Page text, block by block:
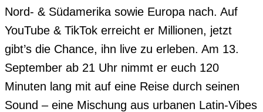
Nord- & Südamerika sowie Europa nach. Auf
YouTube & TikTok erreicht er Millionen, jetzt
gibt’s die Chance, ihn live zu erleben. Am 13.
September ab 21 Uhr nimmt er euch 120
Minuten lang mit auf eine Reise durch seinen
Sound – eine Mischung aus urbanen Latin-Vibes